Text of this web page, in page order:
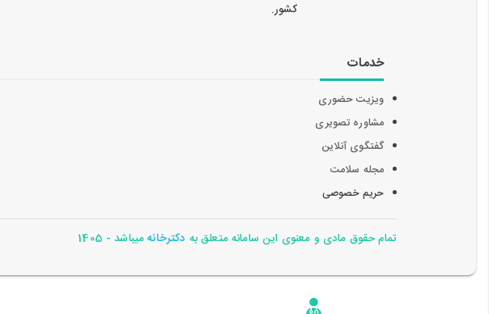
کشور.
خدمات
ویزیت حضوری
مشاوره تصویری
گفتگوی آنلاین
مجله سلامت
حریم خصوصی
تمام حقوق مادی و معنوی این سامانه متعلق به دکترخانهمیباشد - 1405